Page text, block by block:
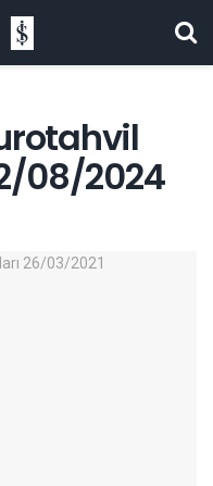
08/2024